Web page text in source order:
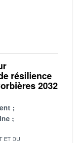
résilience
2032
ET DU